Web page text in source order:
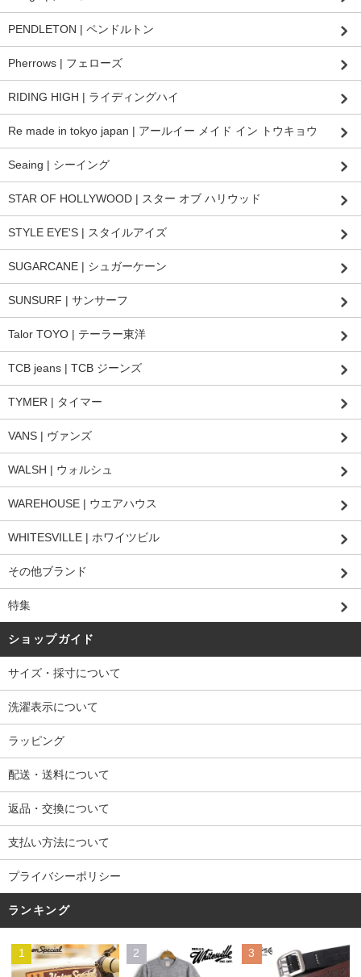
PENDLETON | ペンドルトン
Pherrows | フェローズ
RIDING HIGH | ライディングハイ
Re made in tokyo japan | アールイー メイド イン トウキョウ
Seaing | シーイング
STAR OF HOLLYWOOD | スター オブ ハリウッド
STYLE EYE'S | スタイルアイズ
SUGARCANE | シュガーケーン
SUNSURF | サンサーフ
Talor TOYO | テーラー東洋
TCB jeans | TCB ジーンズ
TYMER | タイマー
VANS | ヴァンズ
WALSH | ウォルシュ
WAREHOUSE | ウエアハウス
WHITESVILLE | ホワイツビル
その他ブランド
特集
ショップガイド
サイズ・採寸について
洗濯表示について
ラッピング
配送・送料について
返品・交換について
支払い方法について
プライバシーポリシー
ランキング
1 2 3